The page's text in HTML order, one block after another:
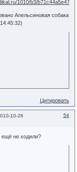
Апельсиновая собака
Цитировать
54
10-26
ещё не ходили?